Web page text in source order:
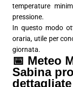
temperature
pressione.
In questo modo
oraria, utile per
giornata.
📅 Meteo
Sabina
dettagliate